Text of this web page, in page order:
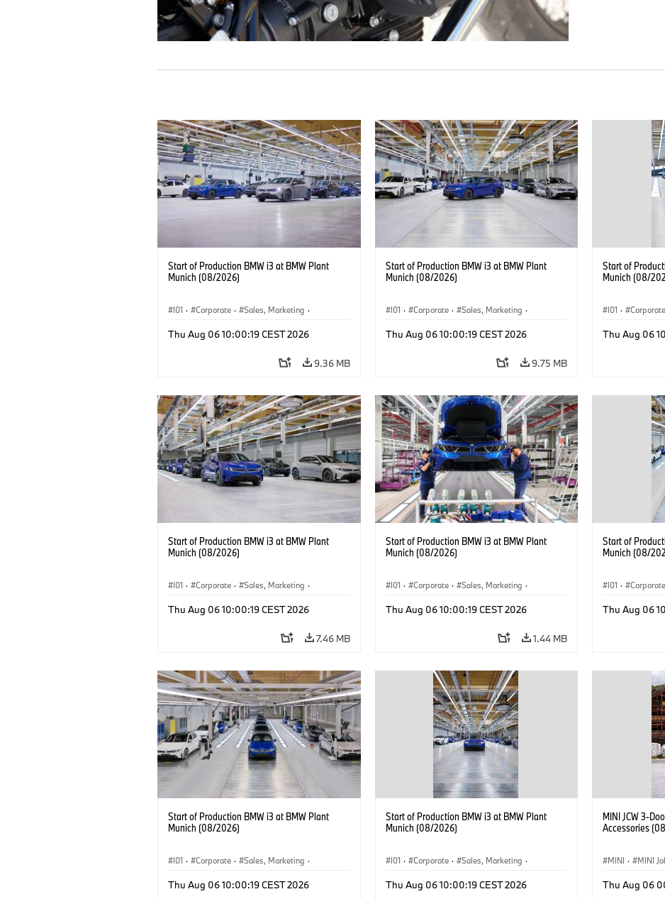
Start of Production BMW i3 at BMW Plant
Munich (08/2026)
I01 · Corporate · Sales, Marketing ·
Thu Aug 06 10:00:19 CEST 2026
9.36 MB
Start of Production BMW i3 at BMW Plant
Munich (08/2026)
I01 · Corporate · Sales, Marketing ·
Thu Aug 06 10:00:19 CEST 2026
9.75 MB
Start of
Munich (08/
I01 · Corporate
Thu Aug 06
Start of Production BMW i3 at BMW Plant
Munich (08/2026)
I01 · Corporate · Sales, Marketing ·
Thu Aug 06 10:00:19 CEST 2026
7.46 MB
Start of Production BMW i3 at BMW Plant
Munich (08/2026)
I01 · Corporate · Sales, Marketing ·
Thu Aug 06 10:00:19 CEST 2026
1.44 MB
Start of
Munich (08/
I01 · Corporate
Thu Aug 06
Start of Production BMW i3 at BMW Plant
Munich (08/2026)
I01 · Corporate · Sales, Marketing ·
Thu Aug 06 10:00:19 CEST 2026
Start of Production BMW i3 at BMW Plant
Munich (08/2026)
I01 · Corporate · Sales, Marketing ·
Thu Aug 06 10:00:19 CEST 2026
MINI JCW 3-
Accessories
MINI · MINI
Optional
Thu Aug 06